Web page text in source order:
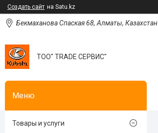
Создать сайт на Satu.kz
Бекмаханова Спаская 68, Алматы, Казахстан
ТОО" TRADE СЕРВИС"
Товары и услуги